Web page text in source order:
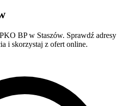
BP w Staszów. Sprawdź adresy
i skorzystaj z ofert online.